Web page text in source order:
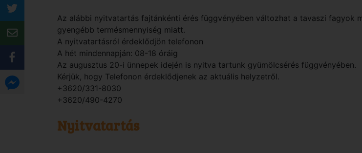
Az alábbi nyitvatartás fajtánkénti érés függvényében változhat a tavaszi fagyok
gyengébb termésmennyiség miatt.
A nyitvatartásról érdeklődjön telefonon
A hét mindennapján: 08-18 óráig
Az augusztus 20-i ünnepek idején is nyitva tartunk gyümölcsérés függvényében.
Kérjük, hogy Telefonon érdeklődjenek az aktuális helyzetről.
+3620/331-8030
+3620/490-4270
Nyitvatartás